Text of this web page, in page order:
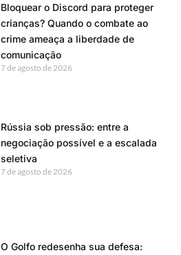
Bloquear o Discord para proteger
crianças? Quando o combate ao
crime ameaça a liberdade de
comunicação
7 de agosto de 2026
Rússia sob pressão: entre a
negociação possível e a escalada
seletiva
7 de agosto de 2026
O Golfo redesenha sua defesa: